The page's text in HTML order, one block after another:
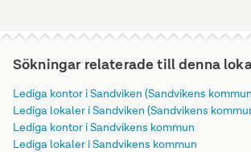
Sökningar relaterade till denna
Lediga kontor i Sandviken (Sandvikens
Lediga lokaler i Sandviken (Sandvikens
Lediga kontor i Sandvikens kommun
Lediga lokaler i Sandvikens kommun